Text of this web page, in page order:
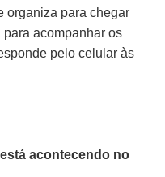
organiza para chegar
acompanhar os
pelo celular às
acontecendo no